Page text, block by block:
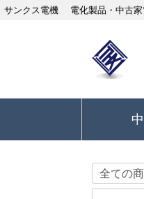
サンクス電機 電化製品・中古